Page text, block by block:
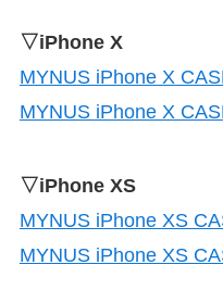
▽iPhone X
MYNUS iPhone X
MYNUS iPhone X
▽iPhone XS
MYNUS iPhone XS
MYNUS iPhone XS